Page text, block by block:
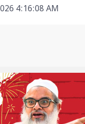
4:16:08 AM